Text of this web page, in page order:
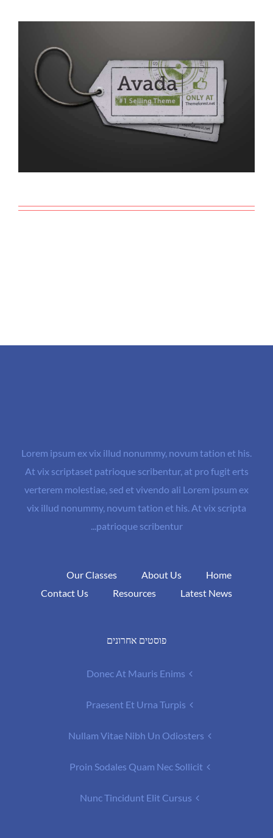
Lorem ipsum ex vix illud nonummy, novum tation et his.
At vix scriptaset patrioque scribentur, at pro fugit erts
verterem molestiae, sed et vivendo ali Lorem ipsum ex
vix illud nonummy, novum tation et his. At vix scripta
patrioque scribentur...
Home
About Us
Our Classes
Latest News
Resources
Contact Us
פוסטים אחרונים
Donec At Mauris Enims
Praesent Et Urna Turpis
Nullam Vitae Nibh Un Odiosters
Proin Sodales Quam Nec Sollicit
Nunc Tincidunt Elit Cursus